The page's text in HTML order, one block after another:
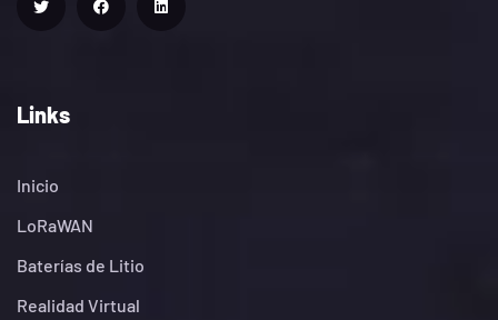
Links
Inicio
LoRaWAN
Baterías de Litio
Realidad Virtual